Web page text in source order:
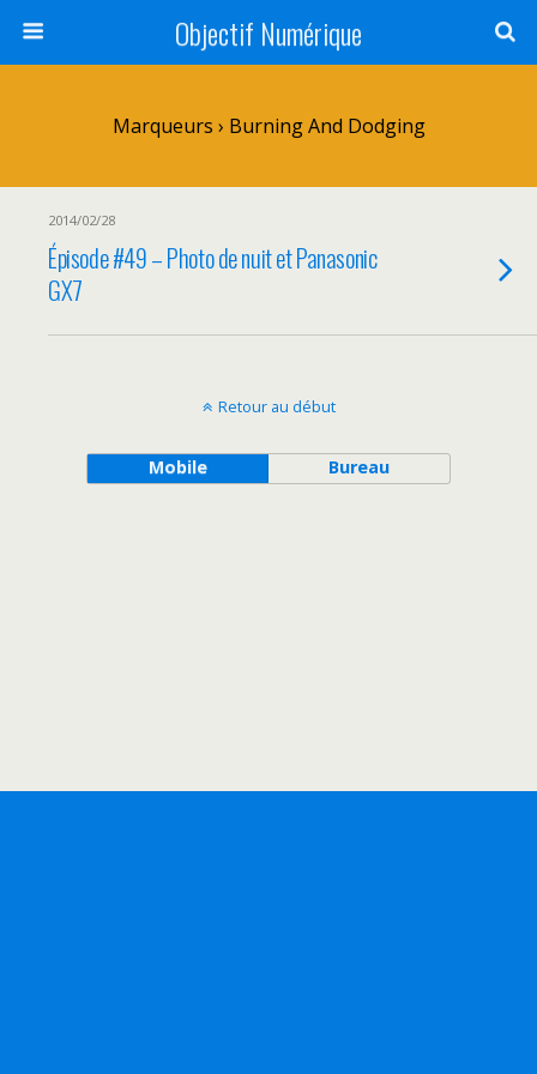
Objectif Numérique
Marqueurs › Burning And Dodging
2014/02/28
Épisode #49 – Photo de nuit et Panasonic
GX7
Retour au début
Mobile Bureau